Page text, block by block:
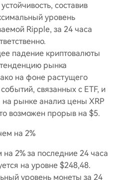
составив
уровень
Ripple, за 24 часа
падение криптовалюты
рынка
на фоне растущего
связанных с ETF, и
рынке анализ цены XRP
возможен прорыв на $5.
на 2%
2% за последние 24 часа
на уровне $248,48.
уровень монеты за 24